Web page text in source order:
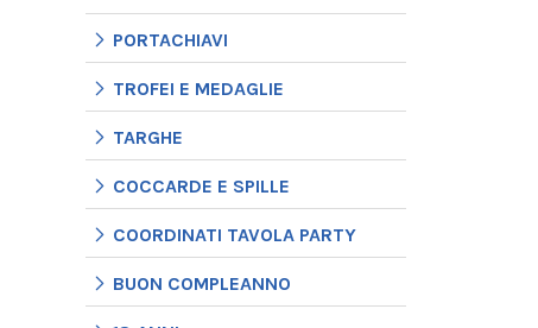
PORTACHIAVI
TROFEI E MEDAGLIE
TARGHE
COCCARDE E SPILLE
COORDINATI TAVOLA PARTY
BUON COMPLEANNO